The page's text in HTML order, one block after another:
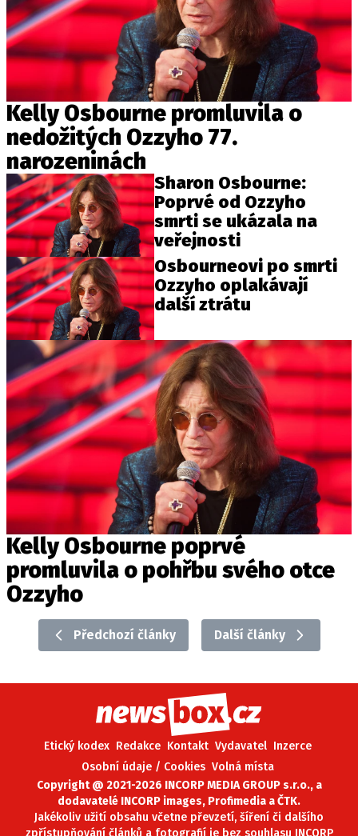
Kelly Osbourne promluvila o
nedožitých Ozzyho 77.
narozeninách
Sharon Osbourne:
Poprvé od Ozzyho
smrti se ukázala na
veřejnosti
Osbourneovi po smrti
Ozzyho oplakávají
další ztrátu
Kelly Osbourne poprvé
promluvila o pohřbu svého otce
Ozzyho
Předchozí články Další články
Etický kodex Redakce Kontakt Vydavatel Inzerce
Osobní údaje / Cookies Volná místa
Copyright @ 2021-2026 INCORP MEDIA GROUP s.r.o., a
dodavatelé INCORP images, Profimedia a ČTK.
Jakékoliv užití obsahu včetne převzetí, šíření či dalšího
zpřístupňování článků a fotografií je bez souhlasu INCORP